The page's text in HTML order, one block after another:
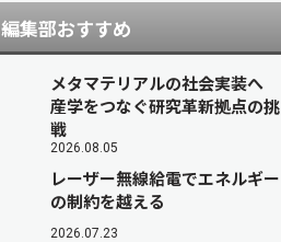
編集部おすすめ
メタマテリアルの社会実装へ
産学をつなぐ研究革新拠点の挑
戦
2026.08.05
レーザー無線給電でエネルギー
の制約を越える
2026.07.23